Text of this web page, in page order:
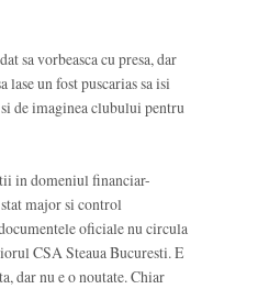
sa vorbeasca cu presa, dar
lase un fost puscarias sa isi
de imaginea clubului pentru
in domeniul financiar-
major si control
oficiale nu circula
CSA Steaua Bucuresti. E
dar nu e o noutate. Chiar